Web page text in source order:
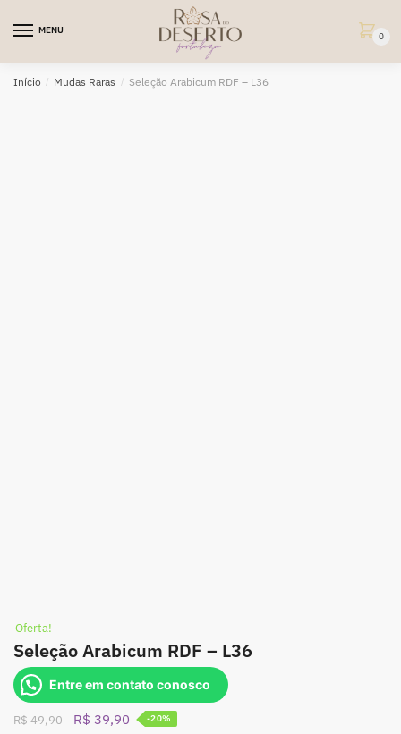
MENU
0
Início / Mudas Raras / Seleção Arabicum RDF – L36
Oferta!
Seleção Arabicum RDF – L36
Entre em contato conosco
R$49,90
O
R$ 39,90 O
-20%